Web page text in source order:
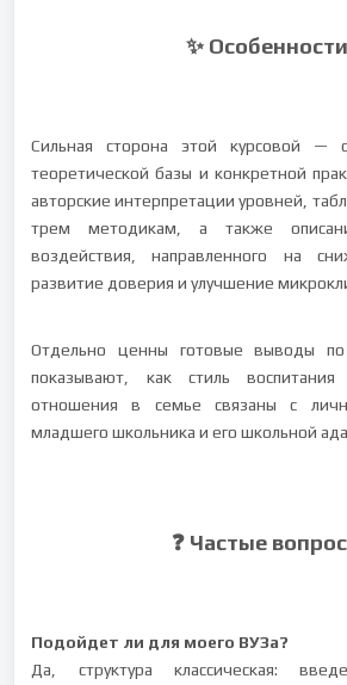
✨ Особенности
Сильная сторона этой курсовой —
теоретической базы и конкретной
авторские интерпретации уровней,
трем методикам, а также
воздействия, направленного на
развитие доверия и улучшение
Отдельно ценны готовые выводы
показывают, как стиль
отношения в семье связаны с
младшего школьника и его школьной
❓ Частые
Подойдет ли для моего ВУЗа?
Да, структура классическая: